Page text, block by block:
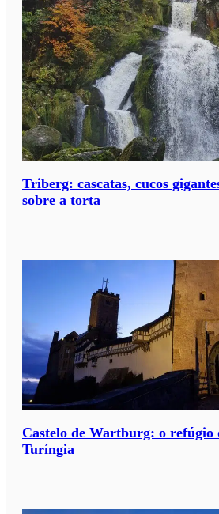
Triberg: cascatas, cucos
sobre a torta
Castelo de Wartburg: o refúgio
Turíngia